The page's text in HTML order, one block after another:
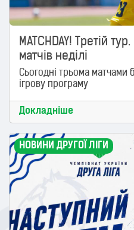
MATCHDAY! Третій
матчів неділі
Сьогодні трьома матчами
ігрову програму
Докладніше
НОВИНИ ДРУГОЇ ЛІГИ